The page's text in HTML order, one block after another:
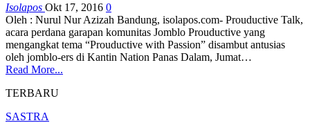
Isolapos Okt 17, 2016 0
Oleh : Nurul Nur Azizah Bandung, isolapos.com- Prouductive Talk,
acara perdana garapan komunitas Jomblo Prouductive yang
mengangkat tema “Prouductive with Passion” disambut antusias
oleh jomblo-ers di Kantin Nation Panas Dalam, Jumat…
Read More...
TERBARU
SASTRA